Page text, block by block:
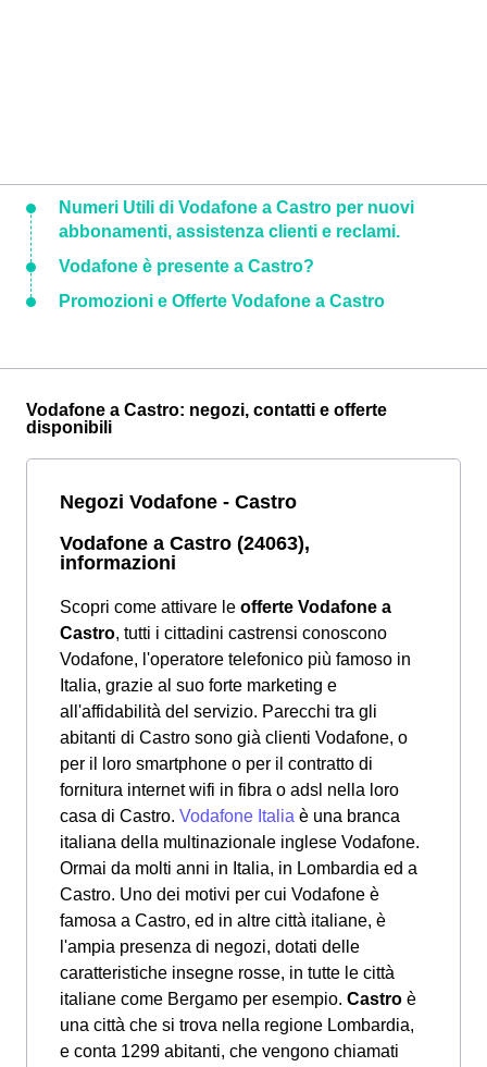
Numeri Utili di Vodafone a Castro per nuovi
abbonamenti, assistenza clienti e reclami.
Vodafone è presente a Castro?
Promozioni e Offerte Vodafone a Castro
Vodafone a Castro: negozi, contatti e offerte
disponibili
Negozi Vodafone - Castro
Vodafone a Castro (24063),
informazioni
Scopri come attivare le offerte Vodafone a
Castro, tutti i cittadini castrensi conoscono
Vodafone, l'operatore telefonico più famoso in
Italia, grazie al suo forte marketing e
all'affidabilità del servizio. Parecchi tra gli
abitanti di Castro sono già clienti Vodafone, o
per il loro smartphone o per il contratto di
fornitura internet wifi in fibra o adsl nella loro
casa di Castro. Vodafone Italia è una branca
italiana della multinazionale inglese Vodafone.
Ormai da molti anni in Italia, in Lombardia ed a
Castro. Uno dei motivi per cui Vodafone è
famosa a Castro, ed in altre città italiane, è
l'ampia presenza di negozi, dotati delle
caratteristiche insegne rosse, in tutte le città
italiane come Bergamo per esempio. Castro è
una città che si trova nella regione Lombardia,
e conta 1299 abitanti, che vengono chiamati